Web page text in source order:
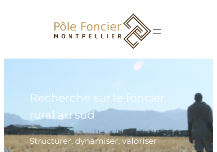
Recherche sur le foncier
rural au sud
Structurer, dynamiser, valoriser